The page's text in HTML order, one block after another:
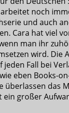
noch
und auch
Cara hat viel
man ihr
wird. Die
Fall bei
eben Books-
überlassen das
ein großer